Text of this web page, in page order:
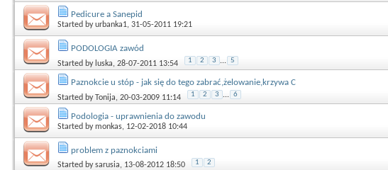
Pedicure a Sanepid
Started byurbanka1, 31-05-2011 19:21
PODOLOGIA zawód
Started by luska, 28-07-2011 13:54 1 2 3 ... 5
Paznokcie u stóp - jak się do tego zabrać,żelowanie,krzywa C
Started byTonija, 20-03-2009 11:14 1 2 3 ... 6
Podologia - uprawnienia do zawodu
Started bymonkas, 12-02-2018 10:44
problem z paznokciami
Started bysarusia, 13-08-2012 18:50 1 2